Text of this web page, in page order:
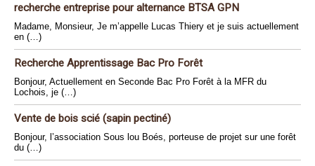
recherche entreprise pour alternance BTSA GPN
Madame, Monsieur, Je m’appelle Lucas Thiery et je suis actuellement
en (…)
Recherche Apprentissage Bac Pro Forêt
Bonjour, Actuellement en Seconde Bac Pro Forêt à la MFR du
Lochois, je (…)
Vente de bois scié (sapin pectiné)
Bonjour, l’association Sous lou Boés, porteuse de projet sur une forêt
du (…)